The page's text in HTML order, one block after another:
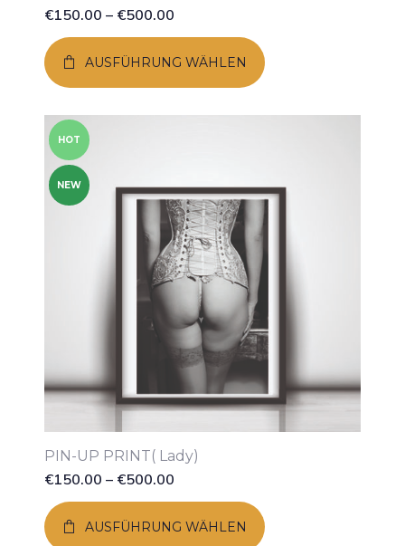
€150.00 – €500.00
AUSFÜHRUNG WÄHLEN
HOT
NEW
PIN-UP PRINT( Lady)
€150.00 – €500.00
AUSFÜHRUNG WÄHLEN